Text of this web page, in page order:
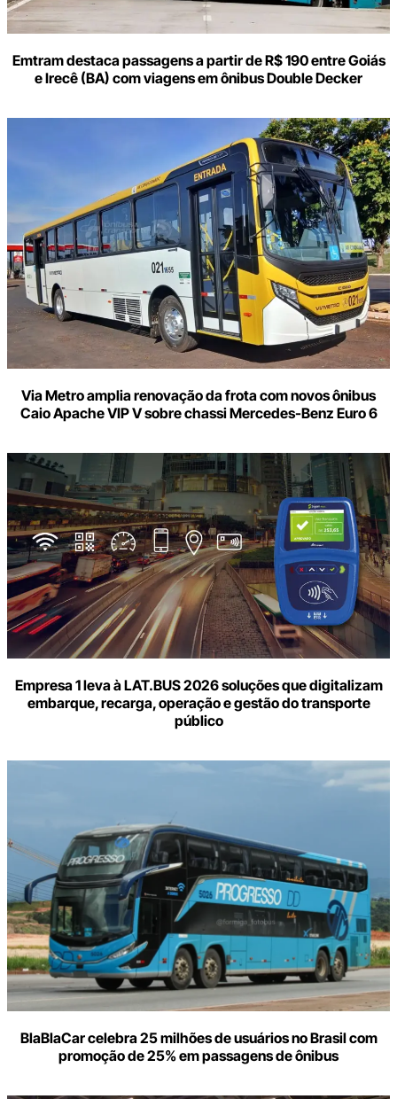
Emtram destaca passagens a partir de R$ 190 entre Goiás
e Irecê (BA) com viagens em ônibus Double Decker
Via Metro amplia renovação da frota com novos ônibus
Caio Apache VIP V sobre chassi Mercedes-Benz Euro 6
Empresa 1 leva à LAT.BUS 2026 soluções que digitalizam
embarque, recarga, operação e gestão do transporte
público
BlaBlaCar celebra 25 milhões de usuários no Brasil com
promoção de 25% em passagens de ônibus